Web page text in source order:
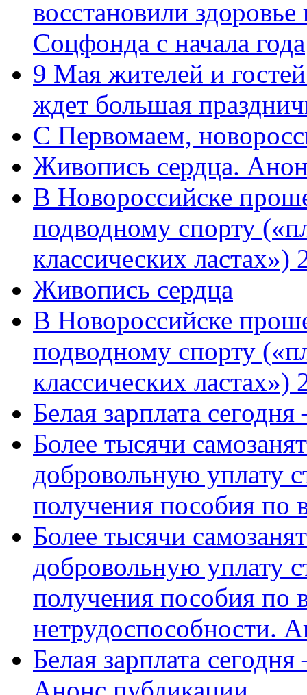
восстановили
Соцфонда с начала года
9 Мая жителей и
ждет большая
C Первомаем,
Живопись сердца.
В Новороссийске
подводному спорту
классических
Живопись сердца
В Новороссийске
подводному спорту
классических ластах»)
Белая зарплата
Более тысячи
добровольную уплату
получения пособия по
Более тысячи
добровольную уплату
получения пособия по
нетрудоспособности.
Белая зарплата